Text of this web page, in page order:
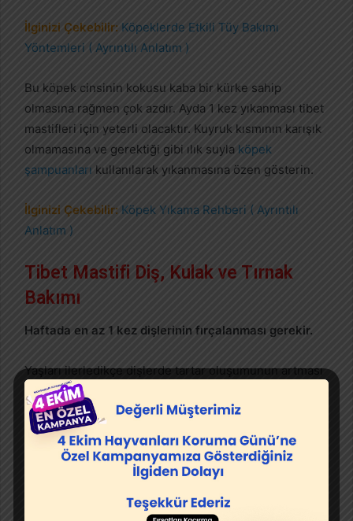
İlginizi Çekebilir: Köpeklerde Etkili Tüy Bakımı
Yöntemleri ( Ayrıntılı Anlatım )
Bu köpek cinsinin kokusu kaba bir kürke sahip
olmasına rağmen çok azdır. Ayda 1 kez yıkanması tibet
mastifleri için yeterli olacaktır. Kuyruk kısmının karışık
olmamasına ve gerektiği gibi ılık suyla köpek
şampuanları kullanılarak yıkanmasına özen gösterin.
İlginizi Çekebilir: Köpek Yıkama Rehberi ( Ayrıntılı
Anlatım )
Tibet Mastifi Diş, Kulak ve Tırnak
Bakımı
Haftada en az 1 kez dişlerinin fırçalanması gerekir.
Yaşları ilerledikçe dişlerde tartar oluşumunun artması
ağız içinde zararlı bakterilerin oluşumuna neden olur.
Yavruluktan itibaren dişlerinin fırçalanmasına
alıştırılmalıdır. Yumuşak uçlu diş fırçaları ve köpekler
için özel üretilmişköpek diş macunukullanılmalıdır.